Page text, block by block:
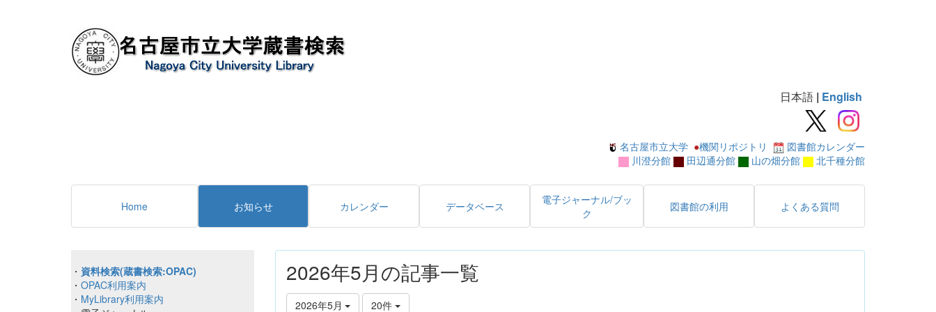
日本語 | English
名古屋市立大学 ●機関リポジトリ
図書館カレンダー
川澄分館
田辺通分館 山の畑分館 北千種分館
Home お知らせ カレンダー データベース
電子ジャーナル/ブッ
ク
図書館の利用 よくある質問
2026年5月の記事一覧
2026年5月 20件
・ 資料検索(蔵書検索:OPAC)
・ OPAC利用案内
・ MyLibrary利用案内